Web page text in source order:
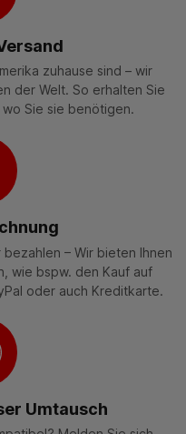
zuhause sind – wir
der Welt. So erhalten Sie
Sie sie benötigen.
– Wir bieten Ihnen
wie bspw. den Kauf auf
oder auch Kreditkarte.
Umtausch